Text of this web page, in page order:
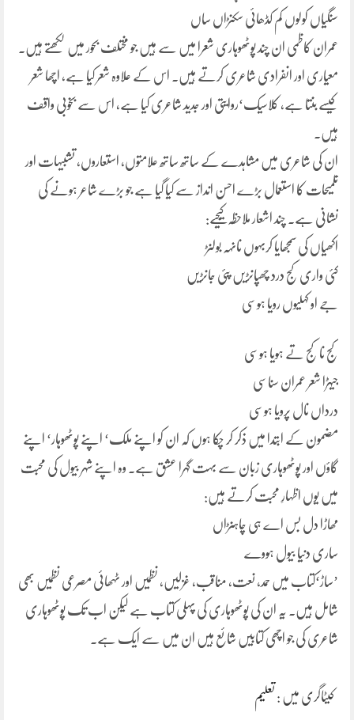
سنگیاں کولوں کم کڈھائی سکنڑاں ساں
عمران کاظمی ان چند پوٹھوہاری شعرا میں سے ہیں جو مختلف بحور میں لکھتے ہیں۔
معیاری اور انفرادی شاعری کرتے ہیں۔ اس کے علاوہ شعر کیا ہے، اچھا شعر
کیسے بنتا ہے، کلاسیک‘روایتی اور جدید شاعری کیا ہے، اس سے بخوبی واقف
ہیں۔
ان کی شاعری میں مشاہدے کے ساتھ ساتھ علامتوں، استعاروں، تشبیہات اور
تلمیحات کا استعمال بڑے احسن انداز سے کیا گیا ہے جو بڑے شاعر ہونے کی
نشانی ہے۔ چند اشعار ملاحظہ کیجیے:
اکھیاں کی سمجھایا کربہوں نانہہ بولنڑ
کئی واری کج درد چھپانڑیں پئی جانڑیں
جے او کہلیوں رویا ہوسی
کج نا کج تے ہویا ہوسی
جیہڑا شعر عمران سناسی
درداں نال پرویا ہوسی
مضمون کے ابتدا میں ذکر کر چکا ہوں کہ ان کو اپنے ملک‘ اپنے پوٹھوہار‘ اپنے
گاؤں اور پوٹھوہاری زبان سے بہت گہرا عشق ہے۔ وہ اپنے شہر بیول کی محبت
میں یوں اظہارِ محبت کرتے ہیں:
مھاڑا دل بس اے ہی چاہنڑاں
ساری دنیا بیول ہووے
’ساڑ‘کتاب میں حمد، نعت، مناقب، غزلیں، نظمیں اور ٹہھائی مصرعی نظمیں بھی
شامل ہیں۔ یہ ان کی پوٹھوہاری کی پہلی کتاب ہے لیکن اب تک پوٹھوہاری
شاعری کی جو اچھی کتابیں شائع ہیں ان میں سے ایک ہے۔
کیٹاگری میں : تعلیم